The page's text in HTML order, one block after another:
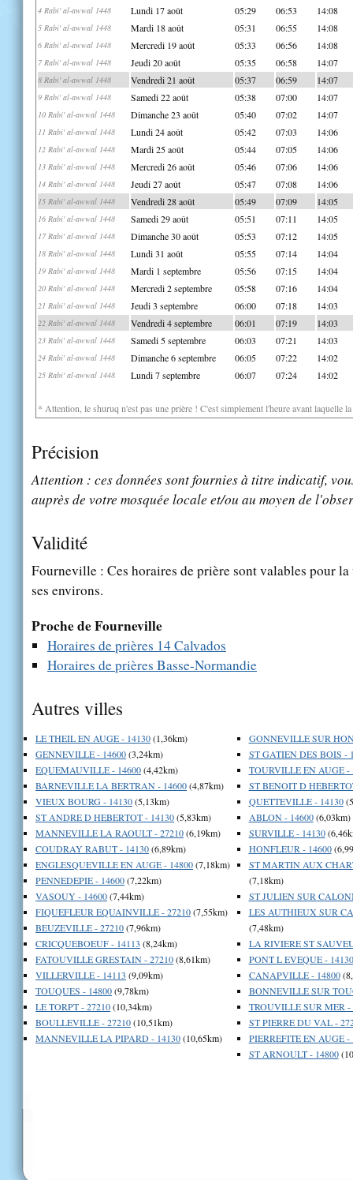
4 Rabi' al-awwal 1448 Lundi 17 août 05:29 06:53 14:08
5 Rabi' al-awwal 1448 Mardi 18 août 05:31 06:55 14:08
6 Rabi' al-awwal 1448 Mercredi 19 août 05:33 06:56 14:08
7 Rabi' al-awwal 1448 Jeudi 20 août 05:35 06:58 14:07
8 Rabi' al-awwal 1448 Vendredi 21 août 05:37 06:59 14:07
9 Rabi' al-awwal 1448 Samedi 22 août 05:38 07:00 14:07
10 Rabi' al-awwal 1448 Dimanche 23 août 05:40 07:02 14:07
11 Rabi' al-awwal 1448 Lundi 24 août 05:42 07:03 14:06
12 Rabi' al-awwal 1448 Mardi 25 août 05:44 07:05 14:06
13 Rabi' al-awwal 1448 Mercredi 26 août 05:46 07:06 14:06
14 Rabi' al-awwal 1448 Jeudi 27 août 05:47 07:08 14:06
15 Rabi' al-awwal 1448 Vendredi 28 août 05:49 07:09 14:05
16 Rabi' al-awwal 1448 Samedi 29 août 05:51 07:11 14:05
17 Rabi' al-awwal 1448 Dimanche 30 août 05:53 07:12 14:05
18 Rabi' al-awwal 1448 Lundi 31 août 05:55 07:14 14:04
19 Rabi' al-awwal 1448 Mardi 1 septembre 05:56 07:15 14:04
20 Rabi' al-awwal 1448 Mercredi 2 septembre 05:58 07:16 14:04
21 Rabi' al-awwal 1448 Jeudi 3 septembre 06:00 07:18 14:03
22 Rabi' al-awwal 1448 Vendredi 4 septembre 06:01 07:19 14:03
23 Rabi' al-awwal 1448 Samedi 5 septembre 06:03 07:21 14:03
24 Rabi' al-awwal 1448 Dimanche 6 septembre 06:05 07:22 14:02
25 Rabi' al-awwal 1448 Lundi 7 septembre 06:07 07:24 14:02
* Attention, le shuruq n'est pas une prière ! C'est simplement l'heure avant laquelle
Précision
Attention : ces données sont fournies à titre indicatif,
auprès de votre mosquée locale et/ou au moyen de
Validité
Fourneville : Ces horaires de prière sont valables pour
ses environs.
Proche de Fourneville
Horaires de prières 14 Calvados
Horaires de prières Basse-Normandie
Autres villes
LE THEIL EN AUGE - 14130(1,36km)
GENNEVILLE - 14600(3,24km)
EQUEMAUVILLE - 14600(4,42km)
BARNEVILLE LA BERTRAN - 14600(4,87km)
VIEUX BOURG - 14130(5,13km)
ST ANDRE D HEBERTOT - 14130(5,83km)
MANNEVILLE LA RAOULT - 27210(6,19km)
COUDRAY RABUT - 14130(6,89km)
ENGLESQUEVILLE EN AUGE - 14800(7,18km)
PENNEDEPIE - 14600(7,22km)
VASOUY - 14600(7,44km)
FIQUEFLEUR EQUAINVILLE - 27210(7,55km)
BEUZEVILLE - 27210(7,96km)
CRICQUEBOEUF - 14113 (8,24km)
FATOUVILLE GRESTAIN - 27210(8,61km)
VILLERVILLE - 14113 (9,09km)
TOUQUES - 14800(9,78km)
LE TORPT - 27210(10,34km)
BOULLEVILLE - 27210(10,51km)
MANNEVILLE LA PIPARD - 14130(10,65km)
GONNEVILLE SUR
ST GATIEN DES BOIS -
TOURVILLE EN AUGE -
ST BENOIT D
QUETTEVILLE - 14130
ABLON - 14600(6,03km)
SURVILLE - 14130
HONFLEUR - 14600
ST MARTIN AUX
(7,18km)
ST JULIEN SUR
LES AUTHIEUX SUR
(7,48km)
LA RIVIERE ST
PONT L EVEQUE - 14130
CANAPVILLE - 14800
BONNEVILLE SUR
TROUVILLE SUR MER -
ST PIERRE DU VAL -
PIERREFITE EN AUGE -
ST ARNOULT - 14800